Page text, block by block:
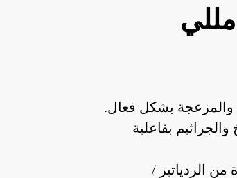
والمزعجة بشكل فعال.
بفاعلية
الردياتير /